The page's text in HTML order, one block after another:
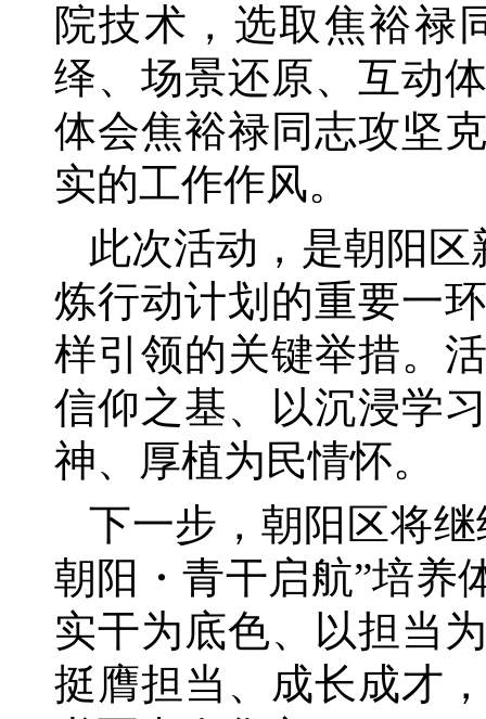
院技术，选取焦裕禄
绎、场景还原、互动
体会焦裕禄同志攻坚
实的工作作风。
此次活动，是朝阳
炼行动计划的重要一
样引领的关键举措。
信仰之基、以沉浸学
神、厚植为民情怀。
下一步，朝阳区将
朝阳・青干启航”培养
实干为底色、以担当
挺膺担当、成长成才